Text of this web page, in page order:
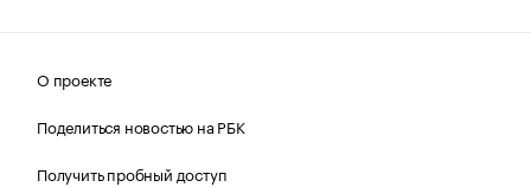
О проекте
Поделиться новостью на РБК
Получить пробный доступ